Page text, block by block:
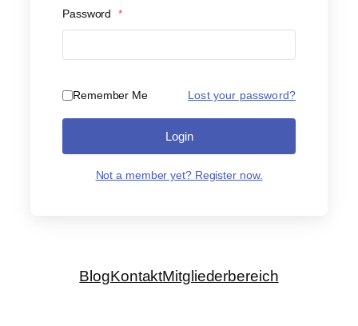
Password *
Remember Me Lost your password?
Login
Not a member yet? Register now.
BlogKontaktMitgliederbereich